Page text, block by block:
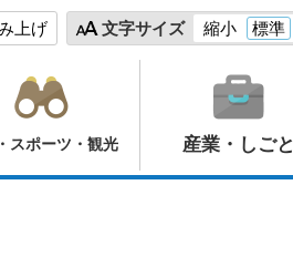
上げ 文字サイズ 縮小 標準
スポーツ・観光 産業・しごと